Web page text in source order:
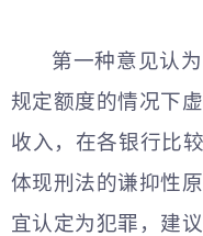
第一种意见认
规定额度的情况下
收入，在各银行比
体现刑法的谦抑性
宜认定为犯罪，建